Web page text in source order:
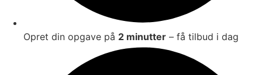
Opret din opgave på 2 minutter – få tilbud i dag